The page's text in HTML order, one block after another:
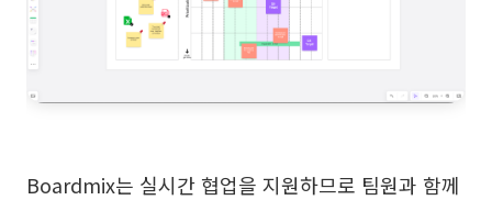
Boardmix는 실시간 협업을 지원하므로 팀원과 함께